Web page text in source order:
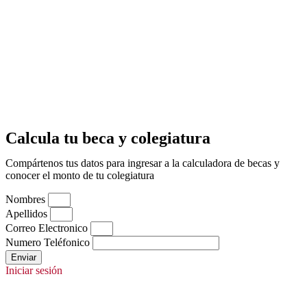
Calcula tu beca y colegiatura
Compártenos tus datos para ingresar a la calculadora de becas y
conocer el monto de tu colegiatura
Nombres
Apellidos
Correo Electronico
Numero Teléfonico
Enviar
Iniciar sesión